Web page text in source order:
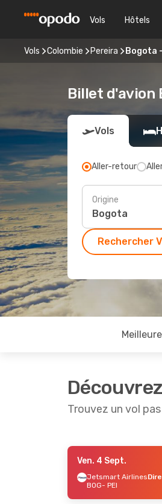
Vols Hôtels
Vols Colombie Pereira Bogota
Billet d'avion
Vols
Aller-retour
Origine
Rechercher
Trouvez un vol
- Lun. 31 Août
Direct
Ven. 4 Sept.
Jetsmart Airlines
BOG- PEI